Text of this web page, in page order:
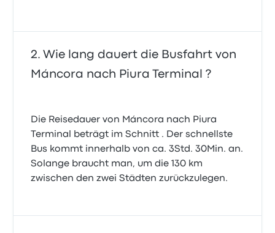
Wie lang dauert die Busfahrt von
Máncora nach Piura Terminal ?
Die Reisedauer von Máncora nach Piura
Terminal beträgt im Schnitt . Der schnellste
Bus kommt innerhalb von ca. 3Std. 30Min. an.
Solange braucht man, um die 130 km
zwischen den zwei Städten zurückzulegen.